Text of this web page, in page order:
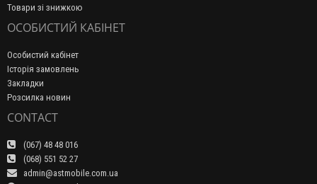
Товари зі знижкою
ОСОБИСТИЙ КАБІНЕТ
Особистий кабінет
Історія замовлень
Закладки
Розсилка новин
CONTACT
(067) 48 48 016
(068) 551 52 27
admin@astmobile.com.ua